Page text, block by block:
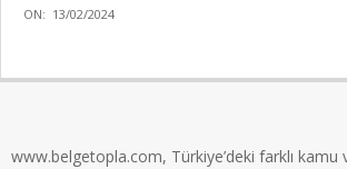
2024-
ON: 13/02/2024
www.belgetopla.com, Türkiye’deki farklı